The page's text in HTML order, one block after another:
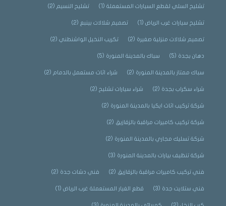
تشليح السلي لقطع السيارات المستعملة(1) تشليح النسيم(2)
تشليح سيارات غرب الرياض(1) تصميم شلالات بينبع (2)
تصميم شلالات منزلية صغيرة (2) تكريب النخيل الواشنطني(2)
دهان بجدة (5) سباك بالمدينة المنورة (5)
سباك ممتاز بالمدينة المنورة (2) شراء اثاث مستعمل بالدمام(2)
شراء سكراب بجدة (2) شراء سيارات تشليح (2)
شركة تركيب اثاث ايكيا بالمدينة المنورة (2)
شركة تركيب كاميرات مراقبة بالزقازيق (2)
شركة تسليك مجاري بالمدينة المنورة (2)
شركة تنظيف بيارات بالمدينة المنورة (3)
فني تركيب كاميرات مراقبة بالزقازيق (2) فني دشات جدة (2)
فني ستلايت جدة (3) قطع الغيار المستعملة غرب الرياض(1)